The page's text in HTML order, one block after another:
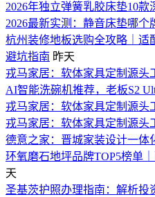
2026年独立弹簧乳胶床垫10款
2026最新实测：静音床垫哪
杭州装修地板选购全攻略｜适
避坑指南 昨天
戎马家居：软体家具定制源头
AI智能洗碗机推荐，老板S2
戎马家居：软体家具定制源头
戎马家居：软体家具定制源头
德意之家：晋城家装设计一体
环氧磨石地坪品牌TOP5榜单
天
圣基茨护照办理指南：解析投